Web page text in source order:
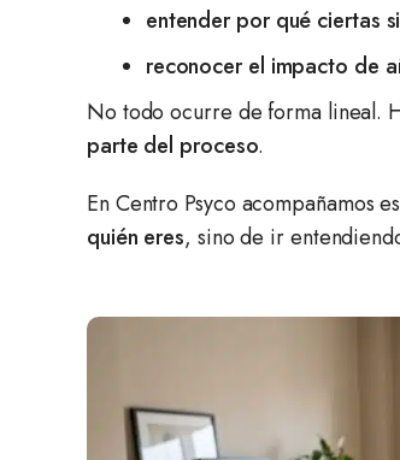
entender por qué ciertas
reconocer el impacto de
No todo ocurre de forma lineal.
parte del proceso.
En Centro Psyco acompañamos
quién eres, sino de ir